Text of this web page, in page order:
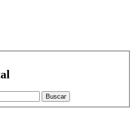
Buscar